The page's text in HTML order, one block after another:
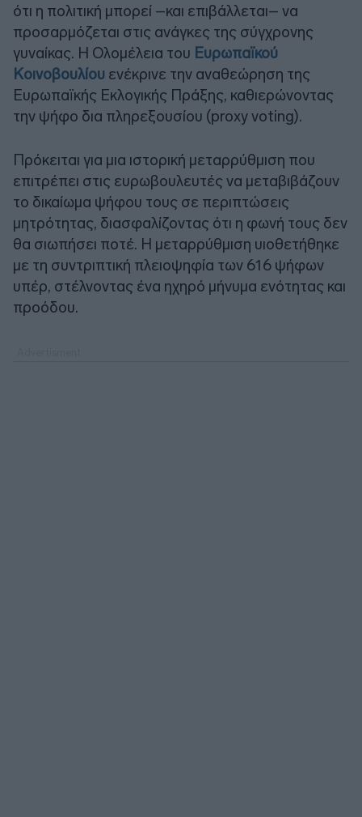
ότι η πολιτική μπορεί –και επιβάλλεται– να
προσαρμόζεται στις ανάγκες της σύγχρονης
γυναίκας. Η Ολομέλεια του Ευρωπαϊκού
Κοινοβουλίου ενέκρινε την αναθεώρηση της
Ευρωπαϊκής Εκλογικής Πράξης, καθιερώνοντας
την ψήφο δια πληρεξουσίου (proxy voting).
Πρόκειται για μια ιστορική μεταρρύθμιση που
επιτρέπει στις ευρωβουλευτές να μεταβιβάζουν
το δικαίωμα ψήφου τους σε περιπτώσεις
μητρότητας, διασφαλίζοντας ότι η φωνή τους δεν
θα σιωπήσει ποτέ. Η μεταρρύθμιση υιοθετήθηκε
με τη συντριπτική πλειοψηφία των 616 ψήφων
υπέρ, στέλνοντας ένα ηχηρό μήνυμα ενότητας και
προόδου.